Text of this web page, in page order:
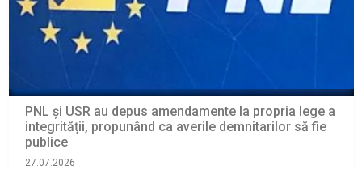
PNL și USR au depus amendamente la propria lege a
integrității, propunând ca averile demnitarilor să fie
publice
27.07.2026